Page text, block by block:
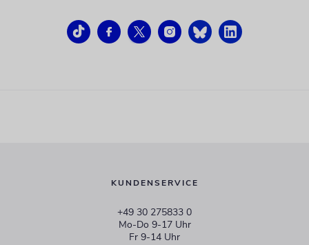
KUNDENSERVICE
+49 30 275833 0
Mo-Do 9-17 Uhr
Fr 9-14 Uhr